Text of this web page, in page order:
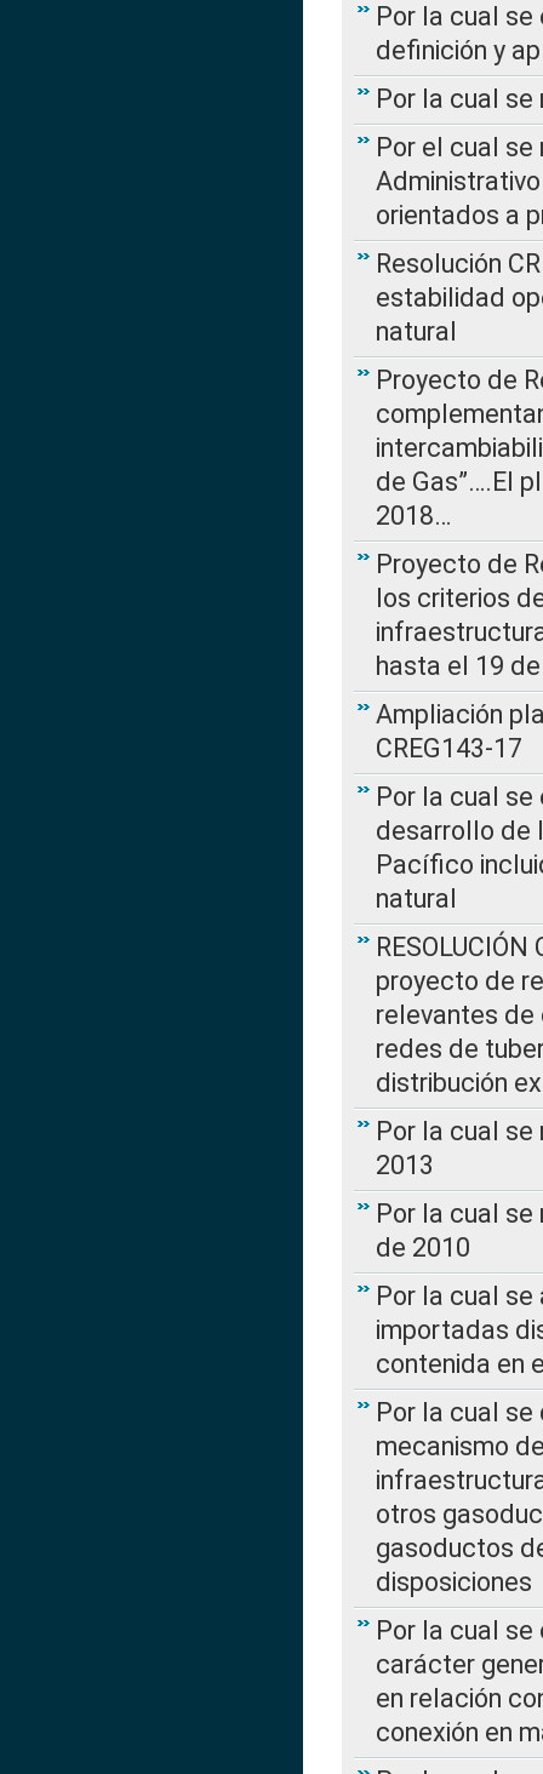
Por la cual
definición y
Por la cual
Por el cual
orientados a
Resolución
estabilidad
natural
Proyecto de
de Gas”….El
2018…
Proyecto de
los criterios
hasta el 19
Ampliación
CREG143-17
Por la cual
desarrollo de
Pacífico
natural
proyecto de
relevantes de
redes de
distribución
Por la cual se
2013
Por la cual se
de 2010
Por la cual
importadas
contenida en
Por la cual se
mecanismo
otros
gasoductos
disposiciones
Por la cual
carácter
en relación
conexión en